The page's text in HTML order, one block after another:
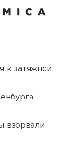
к затяжной
взорвали